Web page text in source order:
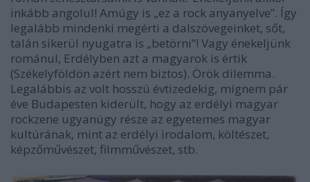
inkább angolul! Amúgy is „ez a rock anyanyelve”. Így
legalább mindenki megérti a dalszövegeinket, sőt,
talán sikerül nyugatra is „betörni”! Vagy énekeljünk
románul, Erdélyben azt a magyarok is értik
(Székelyföldön azért nem biztos). Örök dilemma.
Legalábbis az volt hosszú évtizedekig, mígnem pár
éve Budapesten kiderült, hogy az erdélyi magyar
rockzene ugyanúgy része az egyetemes magyar
kultúrának, mint az erdélyi irodalom, költészet,
képzőművészet, filmművészet, stb.